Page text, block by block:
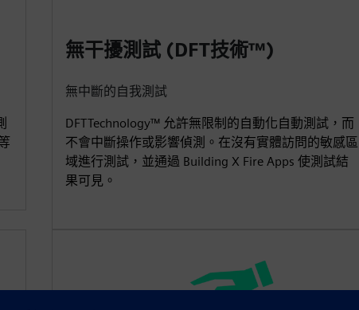
無干擾測試 (DFT技術™)
無中斷的自我測試
DFTTechnology™ 允許無限制的自動化自動測試，而
不會中斷操作或影響偵測。在沒有實體訪問的敏感區
域進行測試，並通過 Building X Fire Apps 使測試結
果可見。